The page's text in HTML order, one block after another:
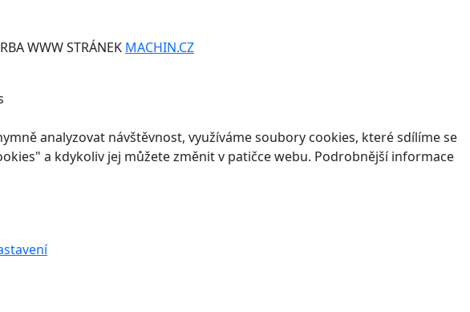
WWW STRÁNEK MACHIN.CZ
analyzovat návštěvnost, využíváme soubory cookies, které sdílíme se
a kdykoliv jej můžete změnit v patičce webu. Podrobnější informace